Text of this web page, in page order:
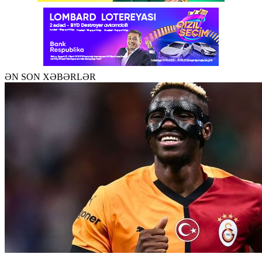
ƏN SON XƏBƏRLƏR